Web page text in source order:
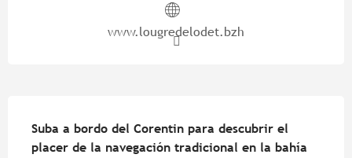
www.lougredelodet.bzh
Suba a bordo del Corentin para descubrir el
placer de la navegación tradicional en la bahía